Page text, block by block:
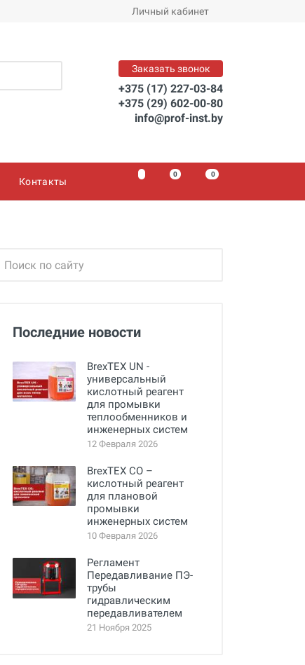
Личный кабинет
Заказать звонок
+375 (17) 227-03-84
+375 (29) 602-00-80
info@prof-inst.by
Контакты
0 00
Последние новости
BrexTEX UN -
универсальный
кислотный реагент
для промывки
теплообменников и
инженерных систем
12 Февраля 2026
BrexTEX CO –
кислотный реагент
для плановой
промывки
инженерных систем
10 Февраля 2026
Регламент
Передавливание ПЭ-
трубы
гидравлическим
передавливателем
21 Ноября 2025